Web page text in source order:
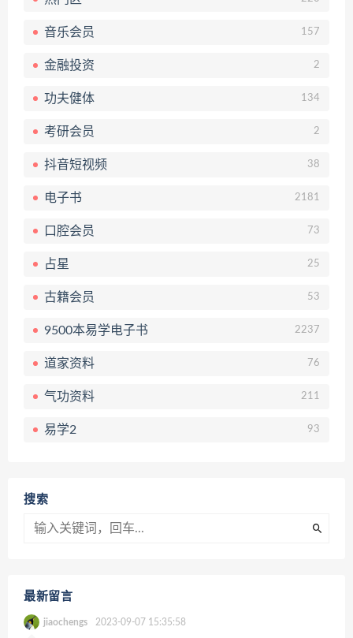
音乐会员 157
金融投资 2
功夫健体 134
考研会员 2
抖音短视频 38
电子书 2181
口腔会员 73
占星 25
古籍会员 53
9500本易学电子书 2237
道家资料 76
气功资料 211
易学2 93
搜索
最新留言
jiaochengs 2023-09-07 15:35:58